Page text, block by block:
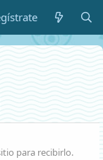
para recibirlo.